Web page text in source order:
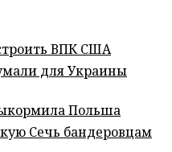
ВПК США
для Украины
Польша
Сечь бандеровцам